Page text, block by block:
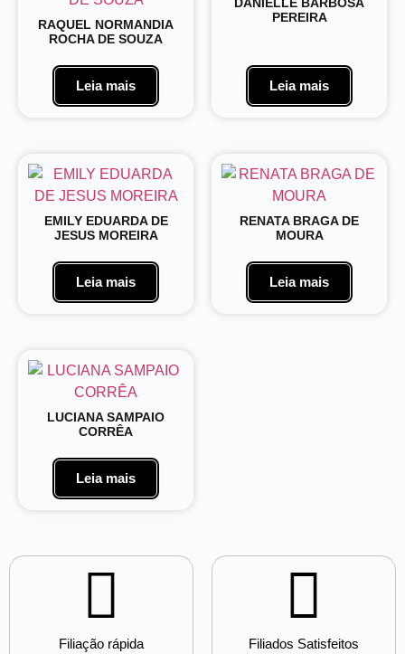
RAQUEL NORMANDIA
ROCHA DE SOUZA
Leia mais
PEREIRA
Leia mais
EMILY EDUARDA DE
JESUS MOREIRA
Leia mais
RENATA BRAGA DE
MOURA
Leia mais
LUCIANA SAMPAIO
CORRÊA
Leia mais
Filiação rápida Filiados Satisfeitos